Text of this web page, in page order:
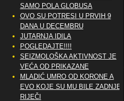
SAMO POLA GLOBUSA
OVO SU POTRESI U PRVIH 9
DANA U DECEMBRU
JUTARNJA IDILA
POGLEDAJTE!!!!
SEIZMOLOŠKA AKTIVNOST JE
VEĆA OD PRIKAZANE
MLADIĆ UMRO OD KORONE A
EVO KOJE SU MU BILE ZADNJE
RIJEČI